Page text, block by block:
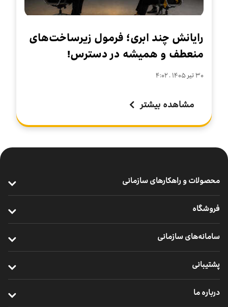
رایانش چند ابری؛ فرمول زیرساخت‌های
منعطف و همیشه در دسترس!
۳۰ تير ۱۴۰۵ . ۴:۰۲
مشاهده بیشتر
محصولات و راهکارهای سازمانی
ارتباطات یکپارچه سازمانی
خدمات ابری
اینترنت اشیا
خدمات دیجیتال
فروشگاه
خرید ردیاب خودرو
سامانه‌های سازمانی
مدیریت هوشمند ناوگان
پشتیبانی
درباره ما